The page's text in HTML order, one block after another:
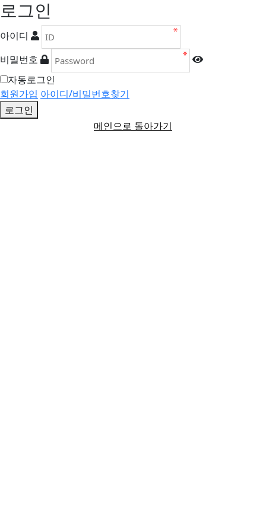
로그인
아이디
비밀번호
자동로그인
회원가입 아이디/비밀번호찾기
로그인
메인으로 돌아가기